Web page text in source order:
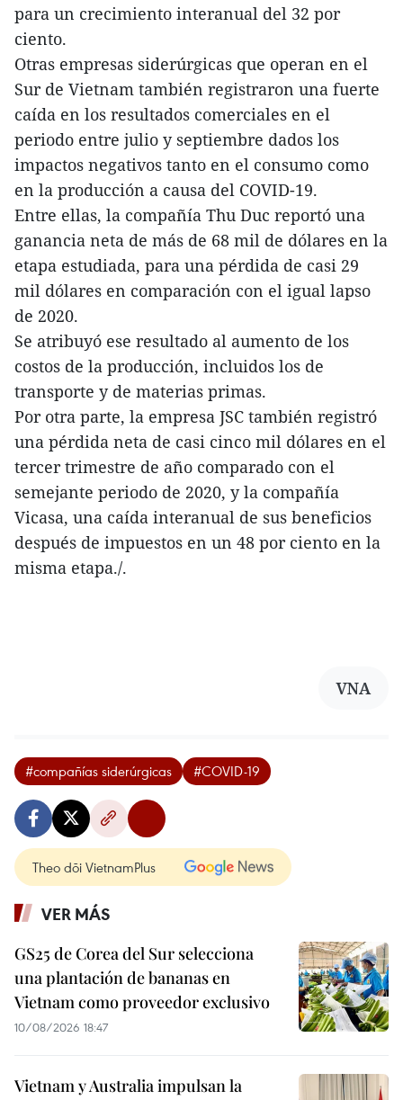
para un crecimiento interanual del 32 por
ciento.
Otras empresas siderúrgicas que operan en el
Sur de Vietnam también registraron una fuerte
caída en los resultados comerciales en el
periodo entre julio y septiembre dados los
impactos negativos tanto en el consumo como
en la producción a causa del COVID-19.
Entre ellas, la compañía Thu Duc reportó una
ganancia neta de más de 68 mil de dólares en la
etapa estudiada, para una pérdida de casi 29
mil dólares en comparación con el igual lapso
de 2020.
Se atribuyó ese resultado al aumento de los
costos de la producción, incluidos los de
transporte y de materias primas.
Por otra parte, la empresa JSC también registró
una pérdida neta de casi cinco mil dólares en el
tercer trimestre de año comparado con el
semejante periodo de 2020, y la compañía
Vicasa, una caída interanual de sus beneficios
después de impuestos en un 48 por ciento en la
misma etapa./.
VNA
#compañías siderúrgicas #COVID-19
Theo dõi VietnamPlus
VER MÁS
GS25 de Corea del Sur selecciona
una plantación de bananas en
Vietnam como proveedor exclusivo
10/08/2026 18:47
Vietnam y Australia impulsan la